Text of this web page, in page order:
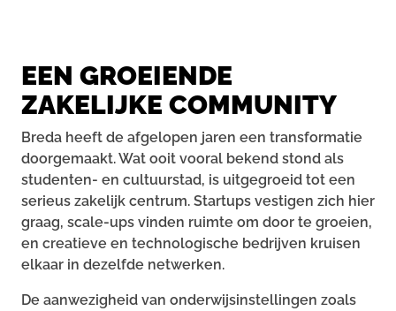
EEN GROEIENDE
ZAKELIJKE COMMUNITY
Breda heeft de afgelopen jaren een transformatie
doorgemaakt. Wat ooit vooral bekend stond als
studenten- en cultuurstad, is uitgegroeid tot een
serieus zakelijk centrum. Startups vestigen zich hier
graag, scale-ups vinden ruimte om door te groeien,
en creatieve en technologische bedrijven kruisen
elkaar in dezelfde netwerken.
De aanwezigheid van onderwijsinstellingen zoals